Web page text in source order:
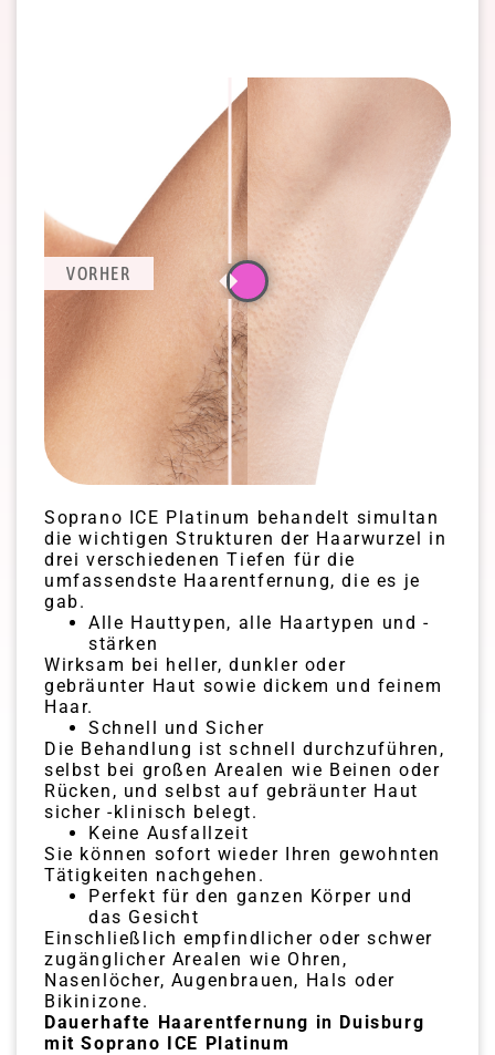
VORHER
Soprano ICE Platinum behandelt simultan
die wichtigen Strukturen der Haarwurzel in
drei verschiedenen Tiefen für die
umfassendste Haarentfernung, die es je
gab.
Alle Hauttypen, alle Haartypen und -
stärken
Wirksam bei heller, dunkler oder
gebräunter Haut sowie dickem und feinem
Haar.
Schnell und Sicher
Die Behandlung ist schnell durchzuführen,
selbst bei großen Arealen wie Beinen oder
Rücken, und selbst auf gebräunter Haut
sicher -klinisch belegt.
Keine Ausfallzeit
Sie können sofort wieder Ihren gewohnten
Tätigkeiten nachgehen.
Perfekt für den ganzen Körper und
das Gesicht
Einschließlich empfindlicher oder schwer
zugänglicher Arealen wie Ohren,
Nasenlöcher, Augenbrauen, Hals oder
Bikinizone.
Dauerhafte Haarentfernung in Duisburg
mit Soprano ICE Platinum